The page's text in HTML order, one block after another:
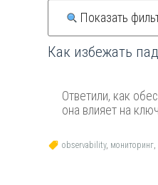
Показать
Как избежать
Ответили, как
она влияет на
observability, мониторинг,